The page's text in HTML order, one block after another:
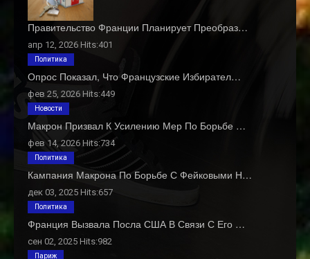
Правительство Франции Планирует Преобраз…
апр 12, 2026 Hits:401
Опрос Показал, Что Французские Избирател…
фев 25, 2026 Hits:449
Политика
Макрон Призвал К Усилению Мер По Борьбе …
фев 14, 2026 Hits:734
Новости
Кампания Макрона По Борьбе С Фейковыми Н…
дек 03, 2025 Hits:657
Политика
Франция Вызвала Посла США В Связи С Его …
сен 02, 2025 Hits:982
Политика
Париж